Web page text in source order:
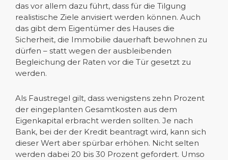
das vor allem dazu führt, dass für die Tilgung
realistische Ziele anvisiert werden können. Auch
das gibt dem Eigentümer des Hauses die
Sicherheit, die Immobilie dauerhaft bewohnen zu
dürfen – statt wegen der ausbleibenden
Begleichung der Raten vor die Tür gesetzt zu
werden.
Als Faustregel gilt, dass wenigstens zehn Prozent
der eingeplanten Gesamtkosten aus dem
Eigenkapital erbracht werden sollten. Je nach
Bank, bei der der Kredit beantragt wird, kann sich
dieser Wert aber spürbar erhöhen. Nicht selten
werden dabei 20 bis 30 Prozent gefordert. Umso